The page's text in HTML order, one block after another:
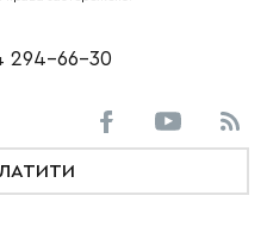
294-66-30